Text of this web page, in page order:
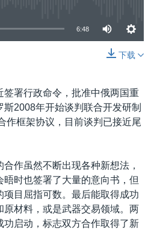
6:48
下载
署行政命令，批准中俄两国重
2008年开始谈判联合开发研制
作框架协议，目前谈判已接近尾
作虽然不断出现各种新想法，
时也签署了大量的意向书，但
目屈指可数。最后能取得成功
原材料，或是武器交易领域。两
功启动，标志双方合作取得了新